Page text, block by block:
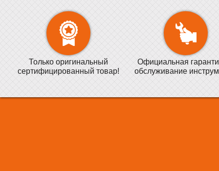
Только оригинальный
сертифицированный товар!
Официальная
обслуживание